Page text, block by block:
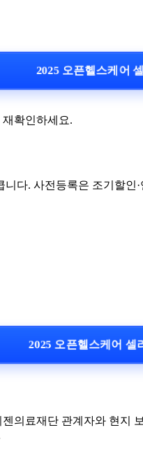
2025 오픈헬스케어
확인하세요.
다. 사전등록은 조기할
2025 오픈헬스케어 셀
의료재단 관계자와 현지